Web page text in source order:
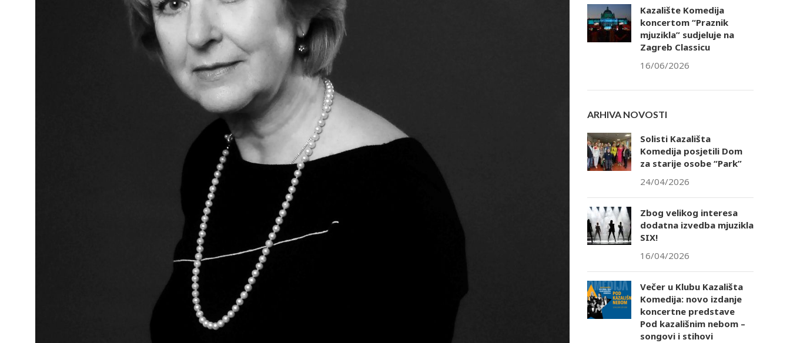
Kazalište Komedija
koncertom “Praznik
mjuzikla” sudjeluje na
Zagreb Classicu
16/06/2026
ARHIVA NOVOSTI
Solisti Kazališta
Komedija posjetili Dom
za starije osobe “Park”
24/04/2026
Zbog velikog interesa
dodatna izvedba mjuzikla
SIX!
16/04/2026
Večer u Klubu Kazališta
Komedija: novo izdanje
koncertne predstave
Pod kazališnim nebom –
songovi i stihovi